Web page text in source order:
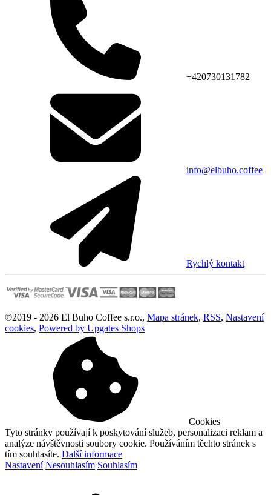
+420730131782
info@elbuho.coffee
Rychlý kontakt
©2019 - 2026 El Buho Coffee s.r.o., Mapa stránek, RSS, Nastavení
cookies, Powered by Upgates Shops
Cookies
Tyto stránky používají k poskytování služeb, personalizaci reklam a
analýze návštěvnosti soubory cookie. Používáním těchto stránek s
tím souhlasíte. Další informace
Nastavení Nesouhlasím Souhlasím